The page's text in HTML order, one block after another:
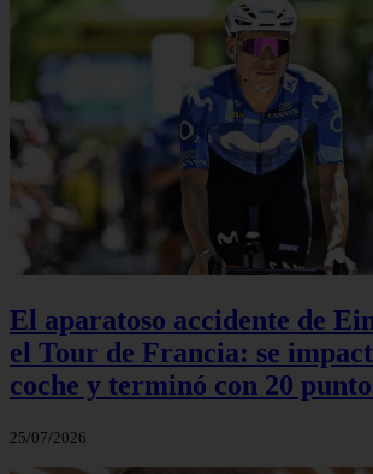
El aparatoso accidente de
el Tour de Francia: se
coche y terminó con 20
25/07/2026